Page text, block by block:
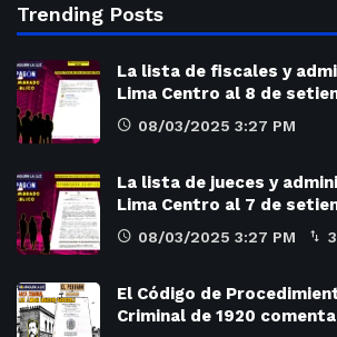
Trending Posts
La lista de fiscales y
Lima Centro al 8 de
08/03/2025 3:27 PM
La lista de jueces y
Lima Centro al 7 de
08/03/2025 3:27 PM 3
El Código de
Criminal de 1920